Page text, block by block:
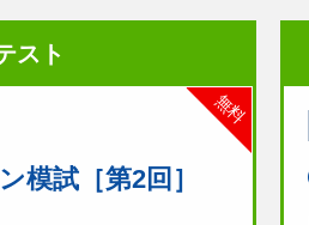
スト
無料
模試［第2回］